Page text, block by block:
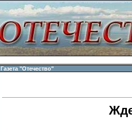
Газета "Отечество"